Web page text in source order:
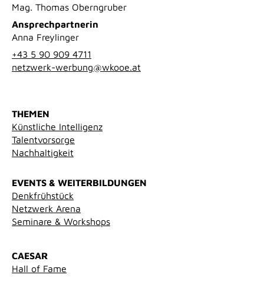
Mag. Thomas Oberngruber
Ansprechpartnerin
Anna Freylinger
+43 5 90 909 4711
netzwerk-werbung@wkooe.at
THEMEN
Künstliche Intelligenz
Talentvorsorge
Nachhaltigkeit
EVENTS & WEITERBILDUNGEN
Denkfrühstück
Netzwerk Arena
Seminare & Workshops
CAESAR
Hall of Fame